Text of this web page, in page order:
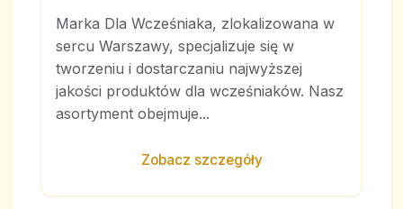
Marka Dla Wcześniaka, zlokalizowana w
sercu Warszawy, specjalizuje się w
tworzeniu i dostarczaniu najwyższej
jakości produktów dla wcześniaków. Nasz
asortyment obejmuje...
Zobacz szczegóły